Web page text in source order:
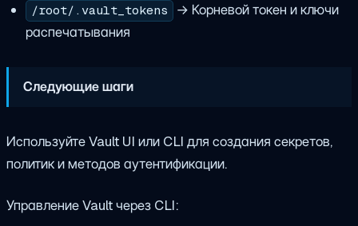
/root/.vault_tokens
→ Корневой токен и ключи
распечатывания
Следующие шаги
Используйте Vault UI или CLI для создания секретов,
политик и методов аутентификации.
Управление Vault через CLI: